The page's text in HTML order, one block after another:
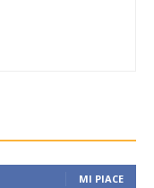
MI PIACE